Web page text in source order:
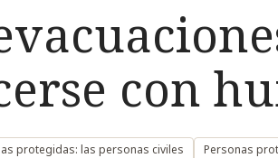
con
protegidas: las personas civiles Personas